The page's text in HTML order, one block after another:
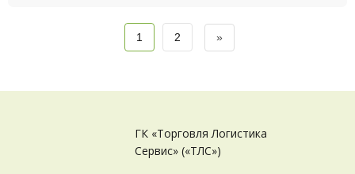
1 2 »
ГК «Торговля Логистика
Сервис» («ТЛС»)